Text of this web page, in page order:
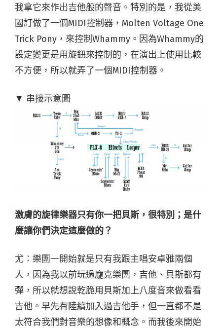
我拿它來作出吉他般的聲音。特別的是，我從美
國訂做了一個MIDI控制器，Molten Voltage One
Trick Pony，來控制Whammy。因為Whammy的
設定變更是用旋鈕來控制的，在演出上使用比較
不方便，所以就弄了一個MIDI控制器。
▼ 串接示意圖
激膚的旋律樂器只有你一把貝斯，很特別；是什
麼讓你們決定這麼做的？
尤：樂團一開始就是只有我跟主唱安卓雅兩個
人，因為我以前玩過龐克樂團，吉他、貝斯都有
彈，所以就想說乾脆用貝斯加上八度音來做看看
吉他。早先有陸續加入過吉他手，但一直都不是
太符合我們對音樂的想像和概念。而我後來開始